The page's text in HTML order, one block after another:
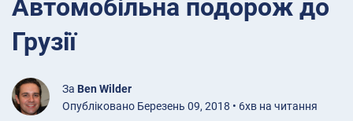
Автомобільна подорож до
Грузії
За Ben Wilder
Опубліковано Березень 09, 2018 • 6хв на читання